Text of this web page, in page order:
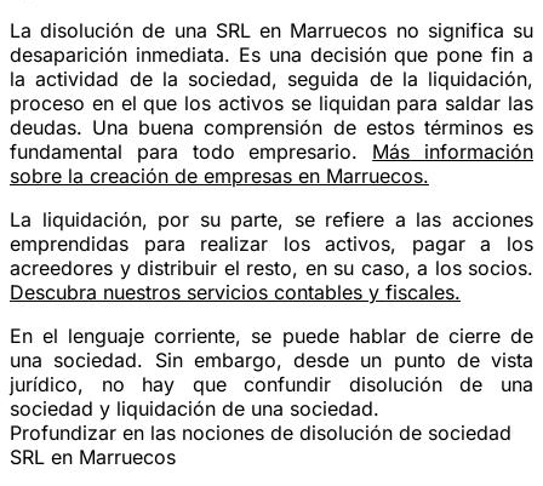
La disolución de una SRL en Marruecos no significa su
desaparición inmediata. Es una decisión que pone fin a
la actividad de la sociedad, seguida de la liquidación,
proceso en el que los activos se liquidan para saldar las
deudas. Una buena comprensión de estos términos es
fundamental para todo empresario. Más información
sobre la creación de empresas en Marruecos.
La liquidación, por su parte, se refiere a las acciones
emprendidas para realizar los activos, pagar a los
acreedores y distribuir el resto, en su caso, a los socios.
Descubra nuestros servicios contables y fiscales.
En el lenguaje corriente, se puede hablar de cierre de
una sociedad. Sin embargo, desde un punto de vista
jurídico, no hay que confundir disolución de una
sociedad y liquidación de una sociedad.
Profundizar en las nociones de disolución de sociedad
SRL en Marruecos